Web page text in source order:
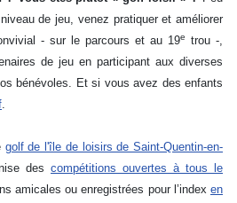
de jeu, venez pratiquer et améliorer
- sur le parcours et au 19e
trou -,
de jeu en participant aux diverses
bénévoles. Et si vous avez des enfants
.
golf de l'île de loisirs de Saint-Quentin-en-
des compétitions ouvertes à tous le
amicales ou enregistrées pour l’index en